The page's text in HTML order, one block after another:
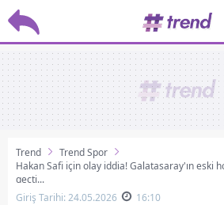
Trend
Trend Spor
Hakan Safi için olay iddia! Galatasaray'ın eski
geçti...
Giriş Tarihi: 24.05.2026
16:10